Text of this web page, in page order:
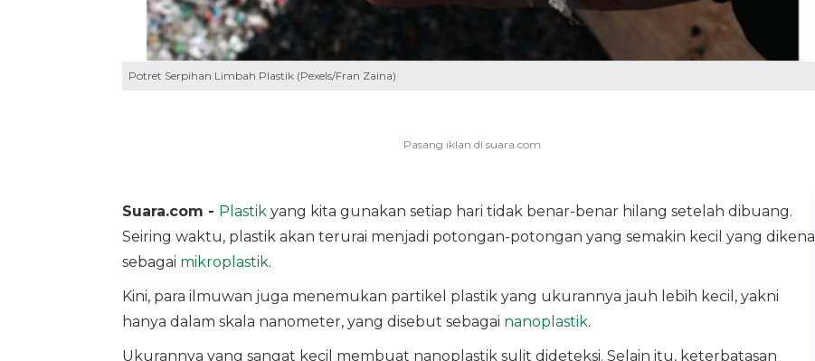
Potret Serpihan Limbah Plastik (Pexels/Fran Zaina)
Suara.com - Plastik yang kita gunakan setiap hari tidak benar-benar hilang setelah dibuang.
Seiring waktu, plastik akan terurai menjadi potongan-potongan yang semakin kecil yang dikenal
sebagai mikroplastik.
Kini, para ilmuwan juga menemukan partikel plastik yang ukurannya jauh lebih kecil, yakni
hanya dalam skala nanometer, yang disebut sebagai nanoplastik.
Ukurannya yang sangat kecil membuat nanoplastik sulit dideteksi. Selain itu, keterbatasan